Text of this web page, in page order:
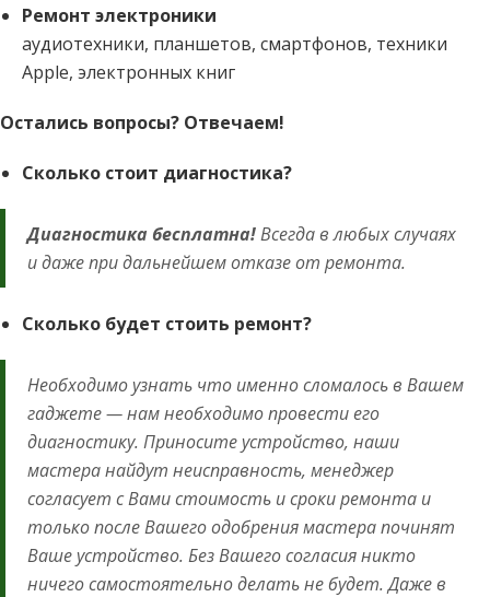
Ремонт электроники
аудиотехники, планшетов, смартфонов, техники
Apple, электронных книг
Остались вопросы? Отвечаем!
Сколько стоит диагностика?
Диагностика бесплатна!Всегда в любых случаях
и даже при дальнейшем отказе от ремонта.
Сколько будет стоить ремонт?
Необходимо узнать что именно сломалось в Вашем
гаджете — нам необходимо провести его
диагностику. Приносите устройство, наши
мастера найдут неисправность, менеджер
согласует с Вами стоимость и сроки ремонта и
только после Вашего одобрения мастера починят
Ваше устройство. Без Вашего согласия никто
ничего самостоятельно делать не будет. Даже в